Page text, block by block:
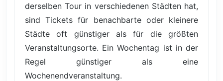
derselben Tour in verschiedenen Städten hat,
sind Tickets für benachbarte oder kleinere
Städte oft günstiger als für die größten
Veranstaltungsorte. Ein Wochentag ist in der
Regel günstiger als eine
Wochenendveranstaltung.